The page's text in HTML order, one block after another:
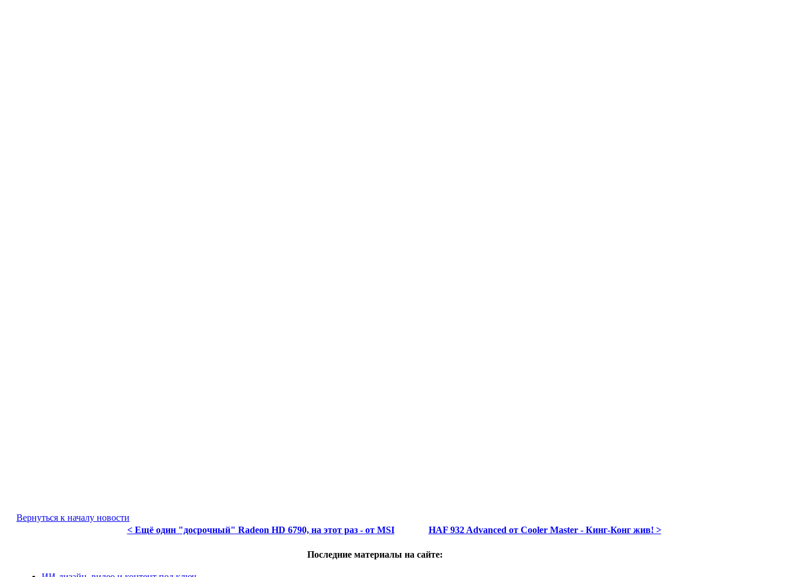
Вернуться к началу новости
< Ещё один "досрочный" Radeon HD 6790, на этот раз - от MSI
HAF 932 Advanced от Cooler Master - Кинг-Конг жив! >
Последние материалы на сайте: